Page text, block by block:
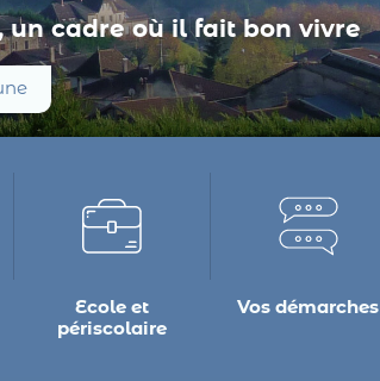
un cadre où il fait bon vivre
Ecole et
périscolaire
Vos démarches